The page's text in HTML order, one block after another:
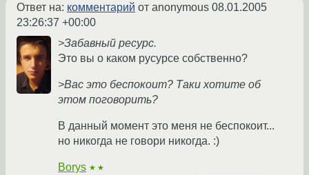
Ответ на: комментарий от anonymous 08.01.2005
23:26:37 +00:00
>Забавный ресурс.
Это вы о каком русурсе собственно?
>Вас это беспокоит? Таки хотите об
этом поговорить?
В данный момент это меня не беспокоит...
но никогда не говори никогда. :)
Borys ★★